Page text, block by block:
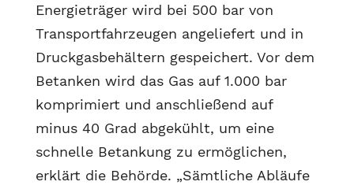
Energieträger wird bei 500 bar von
Transportfahrzeugen angeliefert und in
Druckgasbehältern gespeichert. Vor dem
Betanken wird das Gas auf 1.000 bar
komprimiert und anschließend auf
minus 40 Grad abgekühlt, um eine
schnelle Betankung zu ermöglichen,
erklärt die Behörde. „Sämtliche Abläufe